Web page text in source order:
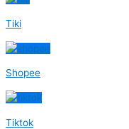
Tiki
Shopee
Tiktok